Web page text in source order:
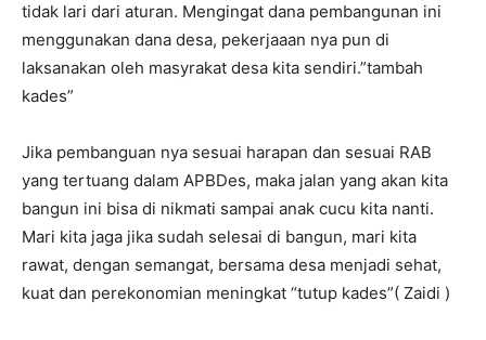
tidak lari dari aturan. Mengingat dana pembangunan ini
menggunakan dana desa, pekerjaaan nya pun di
laksanakan oleh masyrakat desa kita sendiri.”tambah
kades”
Jika pembanguan nya sesuai harapan dan sesuai RAB
yang tertuang dalam APBDes, maka jalan yang akan kita
bangun ini bisa di nikmati sampai anak cucu kita nanti.
Mari kita jaga jika sudah selesai di bangun, mari kita
rawat, dengan semangat, bersama desa menjadi sehat,
kuat dan perekonomian meningkat “tutup kades”( Zaidi )